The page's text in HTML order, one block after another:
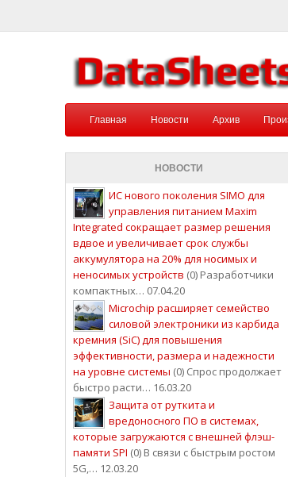
Главная Новости Архив
НОВОСТИ
ИС нового поколения SIMO для
управления питанием Maxim
Integrated сокращает размер решения
вдвое и увеличивает срок службы
аккумулятора на 20% для носимых и
неносимых устройств (0) Разработчики
компактных… 07.04.20
Microchip расширяет семейство
силовой электроники из карбида
кремния (SiC) для повышения
эффективности, размера и надежности
на уровне системы (0) Спрос продолжает
быстро расти… 16.03.20
Защита от руткита и
вредоносного ПО в системах,
которые загружаются с внешней флэш-
памяти SPI (0) В связи с быстрым ростом
5G,… 12.03.20